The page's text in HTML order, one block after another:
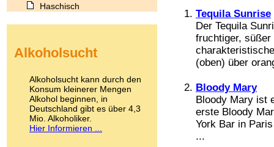
Tequila Sunrise
Der Tequila
fruchtiger,
(oben) über
Bloody Mary
Bloody Mary ist
erste Bloody
York Bar in
...
Haschisch
Kokain
LSD
Marihuana
Medikamente
Meskalin
Metamphetamin
Methadon
Alkoholsucht
Alkoholsucht kann durch den
Konsum kleinerer Mengen
Alkohol beginnen, in
Deutschland gibt es über 4,3
Mio. Alkoholiker.
Hier Informieren ...